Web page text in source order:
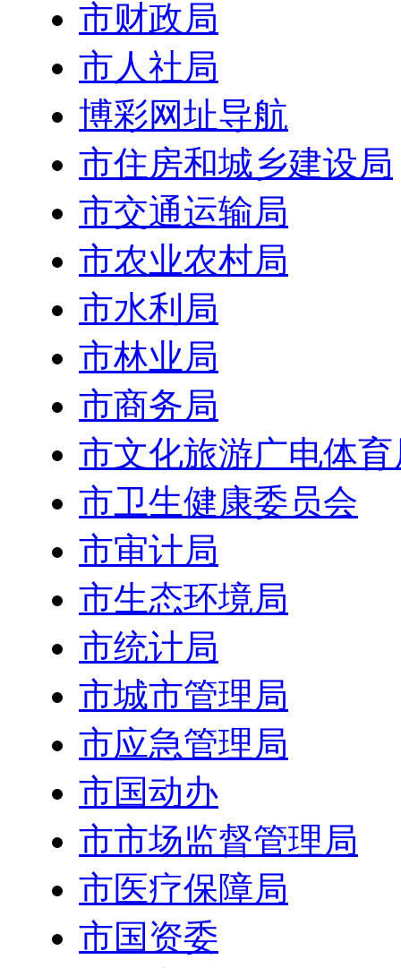
市财政局
市人社局
博彩网址导航
市住房和城乡建设局
市交通运输局
市农业农村局
市水利局
市林业局
市商务局
市文化旅游广电体育
市卫生健康委员会
市审计局
市生态环境局
市统计局
市城市管理局
市应急管理局
市国动办
市市场监督管理局
市医疗保障局
市国资委